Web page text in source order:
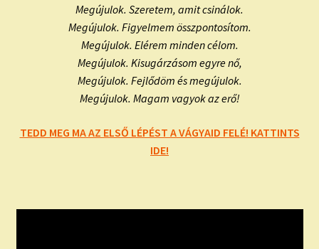
Megújulok. Szeretem, amit csinálok.
Megújulok. Figyelmem összpontosítom.
Megújulok. Elérem minden célom.
Megújulok. Kisugárzásom egyre nő,
Megújulok. Fejlődöm és megújulok.
Megújulok. Magam vagyok az erő!
TEDD MEG MA AZ ELSŐ LÉPÉST A VÁGYAID FELÉ! KATTINTS
IDE!